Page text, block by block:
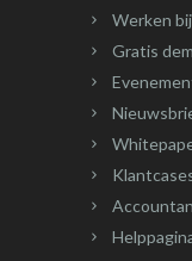
Werken
Gratis